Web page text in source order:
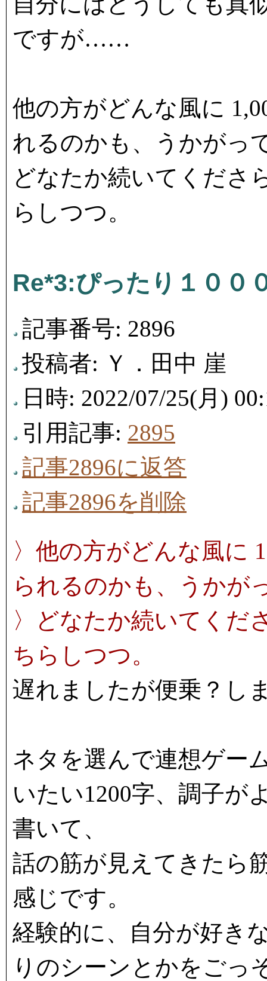
ですが……
他の方がどんな風に
れるのかも、うかがっ
どなたか続いてくださ
らしつつ。
Re*3:ぴったり１００
記事番号: 2896
投稿者: Ｙ．田中 崖
日時: 2022/07/25(月)
引用記事: 2895
記事2896に返答
記事2896を削除
〉他の方がどんな風に
られるのかも、うかが
〉どなたか続いてくだ
ちらしつつ。
遅れましたが便乗？し
ネタを選んで連想ゲー
いたい1200字、調子が
書いて、
話の筋が見えてきたら
感じです。
経験的に、自分が好き
りのシーンとかをごっ